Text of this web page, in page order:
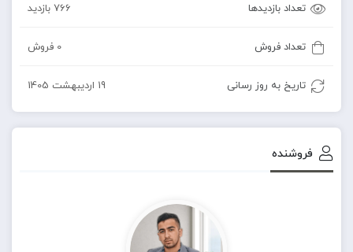
تعداد بازدیدها 766 بازدید
تعداد فروش 0 فروش
تاریخ به روز رسانی 19 اردیبهشت 1405
فروشنده